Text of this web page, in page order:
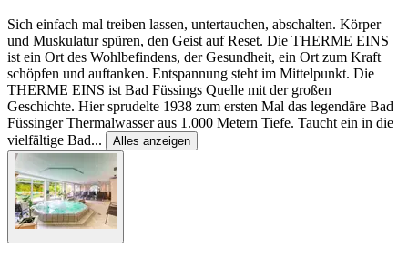
Sich einfach mal treiben lassen, untertauchen, abschalten. Körper
und Muskulatur spüren, den Geist auf Reset. Die THERME EINS
ist ein Ort des Wohlbefindens, der Gesundheit, ein Ort zum Kraft
schöpfen und auftanken. Entspannung steht im Mittelpunkt. Die
THERME EINS ist Bad Füssings Quelle mit der großen
Geschichte. Hier sprudelte 1938 zum ersten Mal das legendäre Bad
Füssinger Thermalwasser aus 1.000 Metern Tiefe. Taucht ein in die
vielfältige Bad... Alles anzeigen